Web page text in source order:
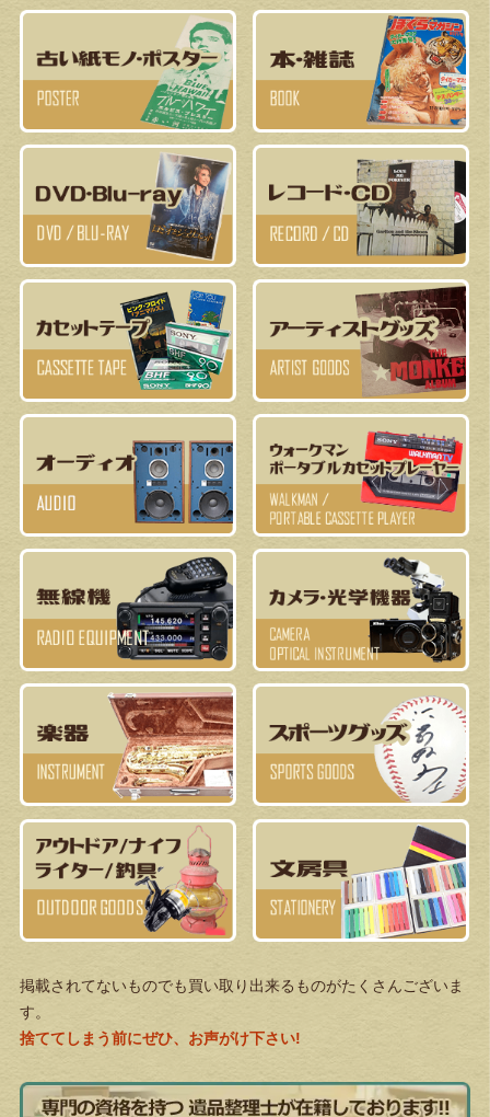
掲載されてないものでも買い取り出来るものがたくさんございま
す。
捨ててしまう前にぜひ、お声がけ下さい!